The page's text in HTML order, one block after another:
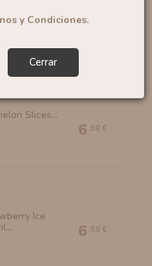
y Condiciones.
Cerrar
Gum 10ml
6
Slices...
6 ,50 €
Ice
6 ,50 €